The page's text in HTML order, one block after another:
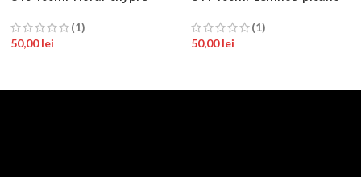
(1)
50,00lei
(1)
50,00lei